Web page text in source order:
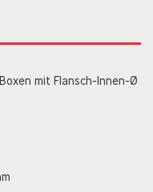
mit Flansch-Innen-Ø